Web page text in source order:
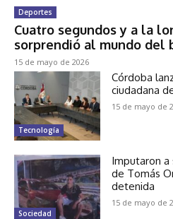
Deportes
Cuatro segundos y a la
sorprendió al mundo del
15 de mayo de 2026
Tecnología
Córdoba
ciudadana
15 de mayo de
Sociedad
Imputaron a
de Tomás
detenida
15 de mayo de